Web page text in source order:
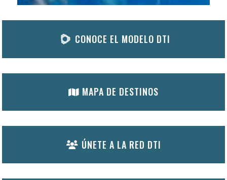
CONOCE EL MODELO DTI
MAPA DE DESTINOS
ÚNETE A LA RED DTI